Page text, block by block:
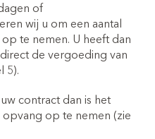
of
wij u om een aantal
te nemen. U heeft dan
de vergoeding van
5).
contract dan is het
op te nemen (zie